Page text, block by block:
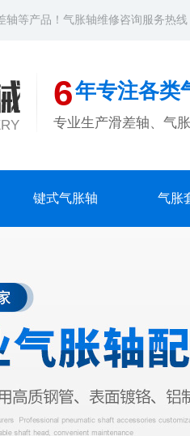
轴等产品！ 气胀轴维修咨询服务热线
6年专注各类
专业生产滑差轴、气
键式气胀轴 气胀